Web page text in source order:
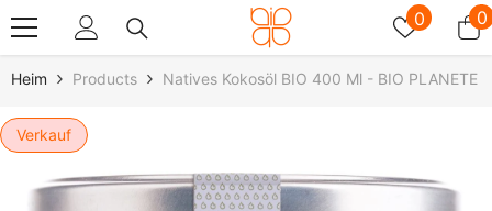
0 00
Heim Products Natives Kokosöl BIO 400 Ml - BIO PLANETE
Verkauf